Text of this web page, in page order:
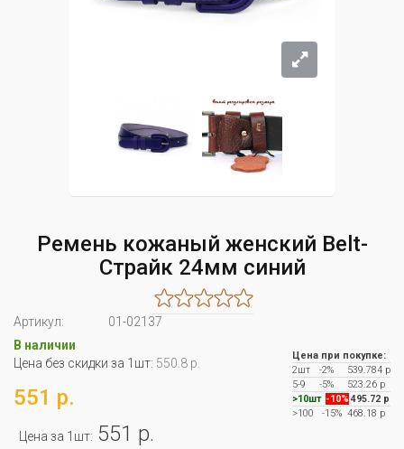
Ремень кожаный женский Belt-
Страйк 24мм синий
Артикул:
01-02137
В наличии
Цена без скидки за 1шт: 550.8 р.
551 р.
Цена за 1шт: 551 р.
Цена при покупке:
2шт
-2%
539.784 р
5-9
-5%
523.26 р
>10шт -10% 495.72 р
>100
-15% 468.18 р